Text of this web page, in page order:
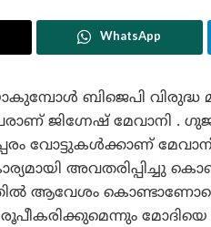
WhatsApp
ബിജെപി വിരുദ്ധ
ജിഗ്നേഷ് മേവാനി .
വോട്ടുകൾക്കാണ് മേവാനി
അവതരിപ്പിച്ചു
ആവേശം